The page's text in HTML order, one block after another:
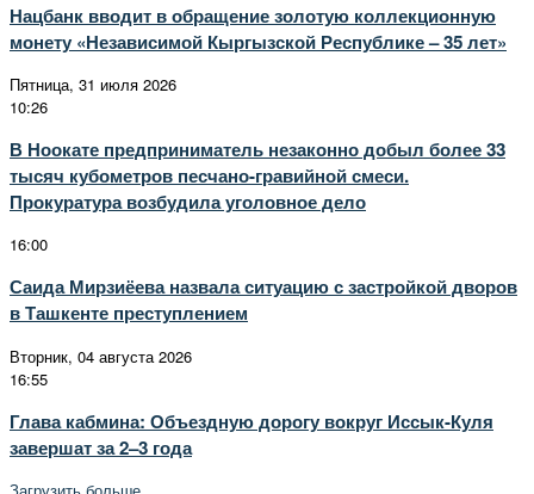
Нацбанк вводит в обращение золотую коллекционную
монету «Независимой Кыргызской Республике – 35 лет»
Пятница, 31 июля 2026
10:26
В Ноокате предприниматель незаконно добыл более 33
тысяч кубометров песчано-гравийной смеси.
Прокуратура возбудила уголовное дело
16:00
Саида Мирзиёева назвала ситуацию с застройкой дворов
в Ташкенте преступлением
Вторник, 04 августа 2026
16:55
Глава кабмина: Объездную дорогу вокруг Иссык-Куля
завершат за 2–3 года